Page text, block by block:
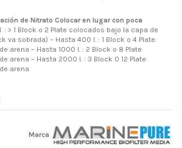
de Nitrato Colocar en lugar con poca
: > 1 Block o 2 Plate colocados bajo la capa de
va sobrada) – Hasta 400 l. : 1 Block o 4 Plate
arena – Hasta 1000 l. : 2 Block o 8 Plate
arena – Hasta 2000 l. : 3 Block 0 12 Plate
arena
Marca